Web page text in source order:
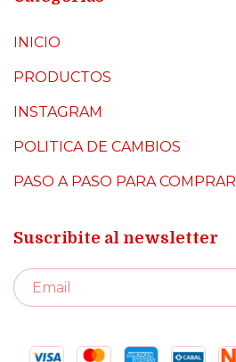
INICIO
PRODUCTOS
INSTAGRAM
POLITICA DE CAMBIOS
PASO A PASO PARA COMPRAR
Suscribite al newsletter